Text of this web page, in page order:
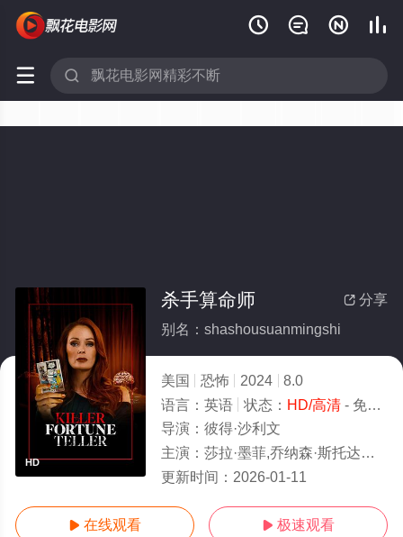
   
 
HD
 分享
杀手算命师
别名：shashousuanmingshi
美国 恐怖 2024
8.0
语言： 英语 状态： HD/高清- 免费在线观看
导演： 彼得·沙利文
主演： 莎拉·墨菲,乔纳森·斯托达德,Caina,Summer,Field,娜塔
更新时间： 2026-01-11
 在线观看  极速观看